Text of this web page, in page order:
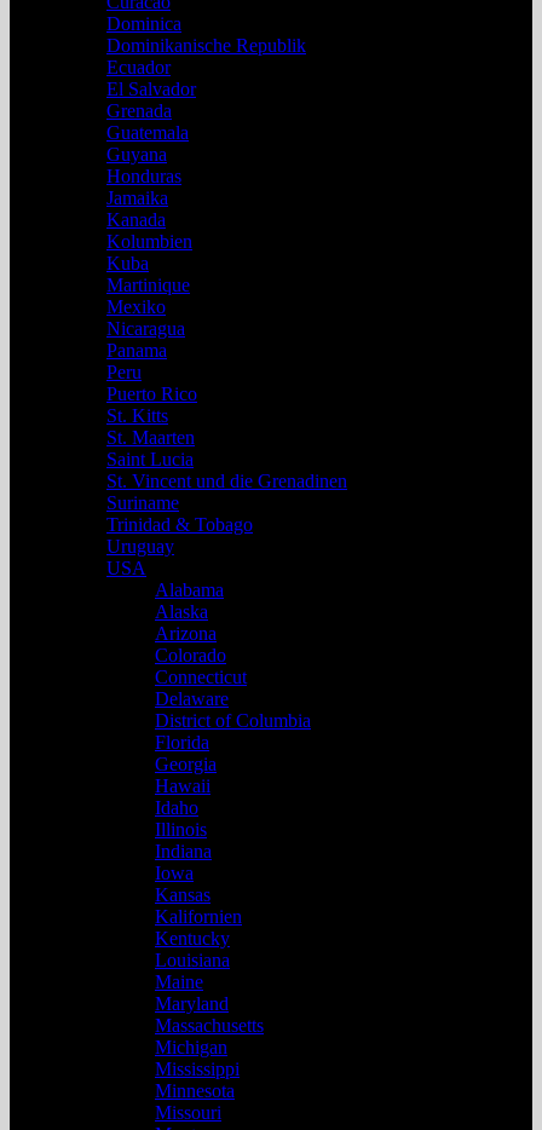
Dominica
Dominikanische Republik
Ecuador
El Salvador
Grenada
Guatemala
Guyana
Honduras
Jamaika
Kanada
Kolumbien
Kuba
Martinique
Mexiko
Nicaragua
Panama
Peru
Puerto Rico
St. Kitts
St. Maarten
Saint Lucia
St. Vincent und die Grenadinen
Suriname
Trinidad & Tobago
Uruguay
USA
Alabama
Alaska
Arizona
Colorado
Connecticut
Delaware
District of Columbia
Florida
Georgia
Hawaii
Idaho
Illinois
Indiana
Iowa
Kansas
Kalifornien
Kentucky
Louisiana
Maine
Maryland
Massachusetts
Michigan
Mississippi
Minnesota
Missouri